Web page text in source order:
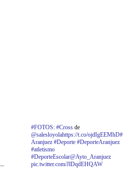
#FOTOS: #Cross de
@salesloyolahttps://t.co/ojdIgEEMhD#
Aranjuez #Deporte #DeporteAranjuez
#atletismo
#DeporteEscolar@Ayto_Aranjuez
pic.twitter.com/JlDqdEHQAW